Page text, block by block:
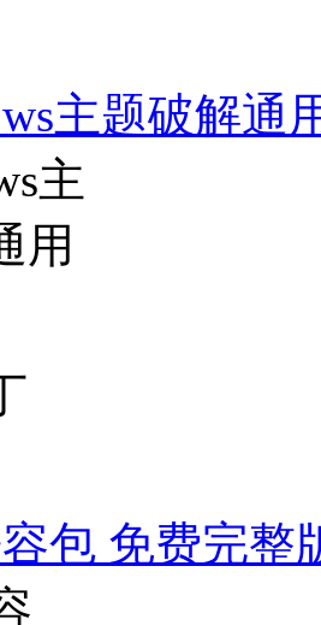
主题破解通
包 免费完整